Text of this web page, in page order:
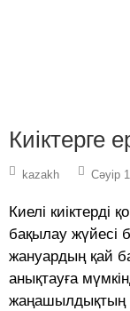
Киіктерге
kazakh Сәуір
Киелі киіктерді
бақылау жүйесі
жануардың қай
анықтауға
жаңашылдықтың